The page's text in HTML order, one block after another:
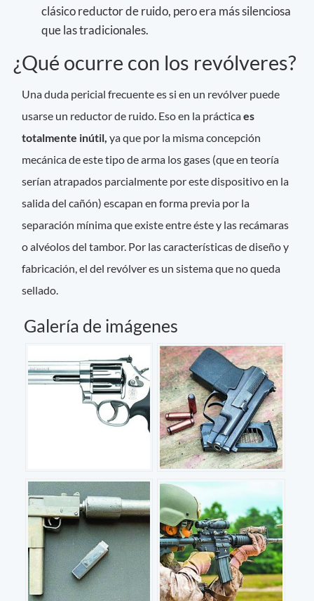
clásico reductor de ruido, pero era más silenciosa
que las tradicionales.
¿Qué ocurre con los revólveres?
Una duda pericial frecuente es si en un revólver puede
usarse un reductor de ruido. Eso en la prácticaes
totalmente inútil,ya que por la misma concepción
mecánica de este tipo de arma los gases (que en teoría
serían atrapados parcialmente por este dispositivo en la
salida del cañón) escapan en forma previa por la
separación mínima que existe entre éste y las recámaras
o alvéolos del tambor. Por las características de diseño y
fabricación, el del revólver es un sistema que no queda
sellado.
Galería de imágenes